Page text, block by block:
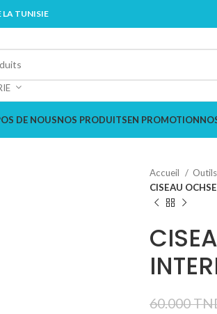
LA TUNISIE
DE NOUSNOS PRODUITSEN PROMOTION
Accueil
CISEAU
60.000